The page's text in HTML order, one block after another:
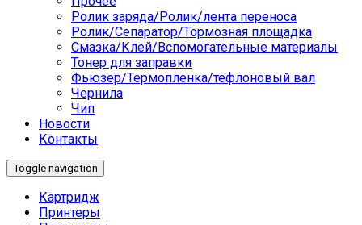
Ролик заряда/Ролик/лента переноса
Ролик/Сепаратор/Тормозная площадка
Смазка/Клей/Вспомогательные материалы
Тонер для заправки
Фьюзер/Термопленка/тефлоновый вал
Чернила
Чип
Новости
Контакты
Toggle navigation
Картридж
Принтеры